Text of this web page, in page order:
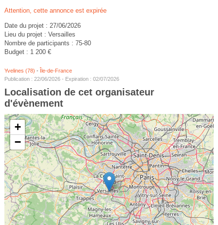
Attention, cette annonce est expirée
Date du projet : 27/06/2026
Lieu du projet : Versailles
Nombre de participants : 75-80
Budget : 1 200 €
Yvelines (78) - Île-de-France
Publication : 22/06/2026 - Expiration : 02/07/2026
Localisation de cet organisateur
d'évènement
+
−